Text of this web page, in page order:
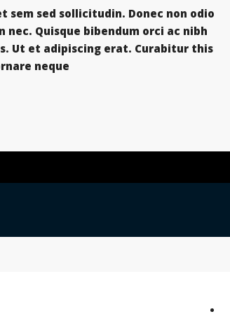
sed sollicitudin. Donec non odio
Quisque bibendum orci ac nibh
Ut et adipiscing erat. Curabitur this
neque...